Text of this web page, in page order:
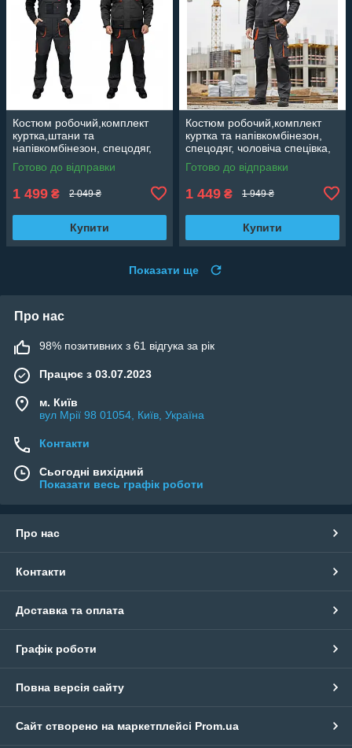
Костюм робочий,комплект
куртка,штани та
напівкомбінезон, спецодяг,
чоловіча спецівка, роба
повсякденна Польща Classic
Готово до відправки
1 499 ₴ 2 049 ₴
Купити
Костюм робочий,комплект
куртка та напівкомбінезон,
спецодяг, чоловіча спецівка,
роба повсякденна Польща
Classic
Готово до відправки
1 449 ₴ 1 949 ₴
Купити
Показати ще
Про нас
98% позитивних з 61 відгука за рік
Працює з 03.07.2023
м. Київ
вул Мрії 98 01054, Київ, Україна
Контакти
Сьогодні вихідний
Показати весь графік роботи
Про нас
Контакти
Доставка та оплата
Графік роботи
Повна версія сайту
Сайт створено на маркетплейсі Prom.ua